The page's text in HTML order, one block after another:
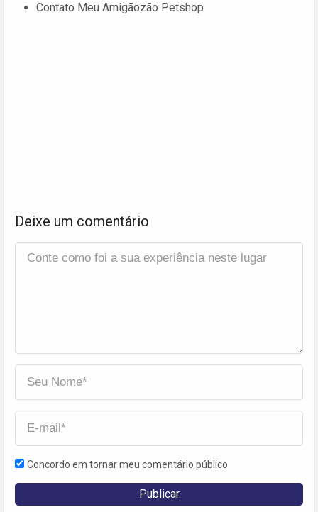
Contato Meu Amigãozão Petshop
Deixe um comentário
Concordo em tornar meu comentário público